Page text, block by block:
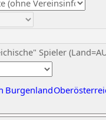
Spieler
Burgenland